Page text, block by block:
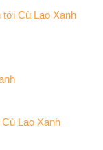
Cù Lao Xanh
Lao Xanh